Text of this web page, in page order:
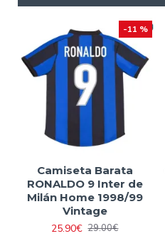
-11 %
Camiseta Barata
RONALDO 9 Inter de
Milán Home 1998/99
Vintage
25.90€ 29.00€